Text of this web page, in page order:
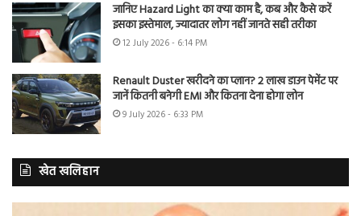
जानिए Hazard Light का क्या काम है, कब और कैसे करें
इसका इस्तेमाल, ज्यादातर लोग नहीं जानते सही तरीका
12 July 2026 - 6:14 PM
Renault Duster खरीदने का प्लान? 2 लाख डाउन पेमेंट पर
जानें कितनी बनेगी EMI और कितना देना होगा लोन
9 July 2026 - 6:33 PM
खेत खलिहान